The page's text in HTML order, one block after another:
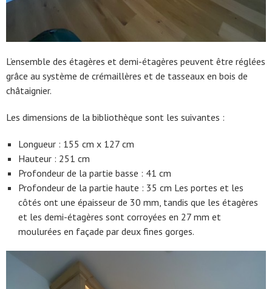
L’ensemble des étagères et demi-étagères peuvent être réglées
grâce au système de crémaillères et de tasseaux en bois de
châtaignier.
Les dimensions de la bibliothèque sont les suivantes :
Longueur : 155 cm x 127 cm
Hauteur : 251 cm
Profondeur de la partie basse : 41 cm
Profondeur de la partie haute : 35 cm Les portes et les
côtés ont une épaisseur de 30 mm, tandis que les étagères
et les demi-étagères sont corroyées en 27 mm et
moulurées en façade par deux fines gorges.